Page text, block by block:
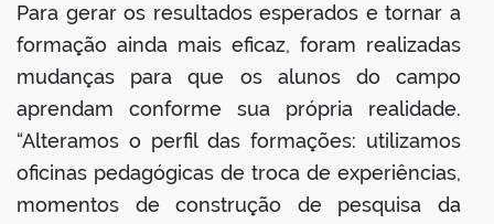
Para gerar os resultados esperados e tornar a
formação ainda mais eficaz, foram realizadas
mudanças para que os alunos do campo
aprendam conforme sua própria realidade.
“Alteramos o perfil das formações: utilizamos
oficinas pedagógicas de troca de experiências,
momentos de construção de pesquisa da